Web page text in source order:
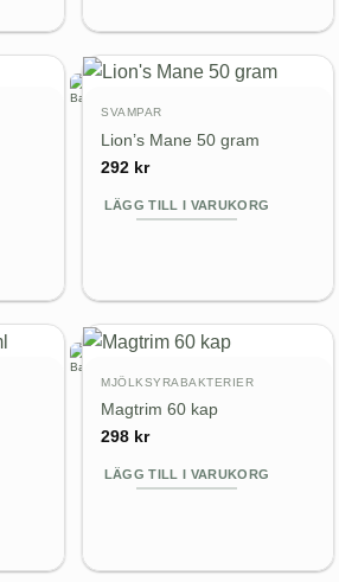
SVAMPAR
Lion’s Mane 50 gram
292 kr
LÄGG TILL I VARUKORG
MJÖLKSYRABAKTERIER
Magtrim 60 kap
298 kr
LÄGG TILL I VARUKORG